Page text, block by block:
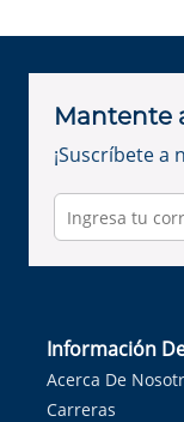
Mantente
¡Suscríbete
Información
Acerca De
Carreras